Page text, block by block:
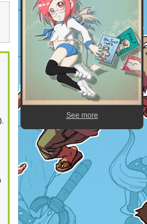
See more